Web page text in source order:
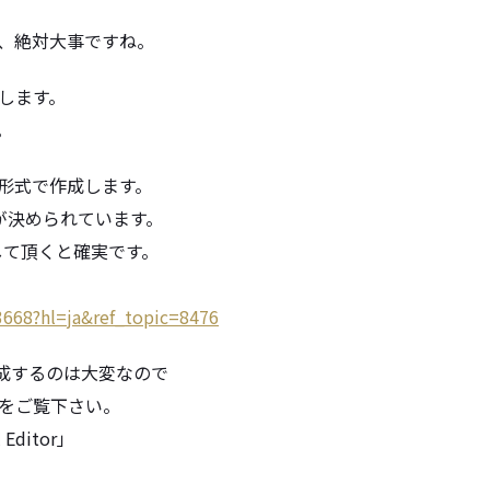
絶対大事ですね。
す。
式で作成します。
められています。
頂く と確実です。
ja&ref_topic=8476
するのは大変なので
ご覧下さい。
」